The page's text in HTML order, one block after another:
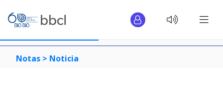
Notas > Noticia